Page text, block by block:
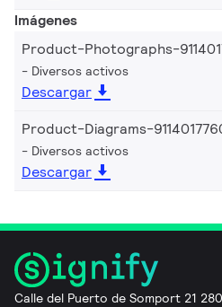
Imágenes
Product-Photographs-
Diversos activos
Descargar
Product-Diagrams-
Diversos activos
Descargar
Calle del Puerto de Somport 21